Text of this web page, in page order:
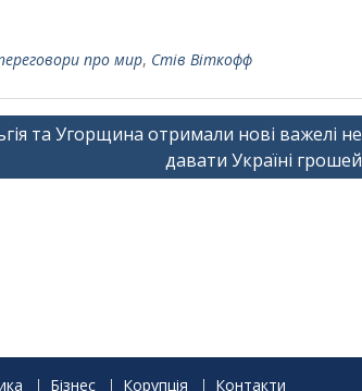
про мир, Стів Віткофф
та Угорщина отримали нові важелі не
давати Україні грошей
Бізнес Корупція Контакти